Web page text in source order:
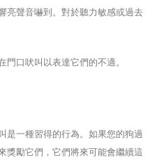
亮聲音嚇到。對於聽力敏感或過去
口吠叫以表達它們的不適。
是一種習得的行為。如果您的狗過
獎勵它們，它們將來可能會繼續這